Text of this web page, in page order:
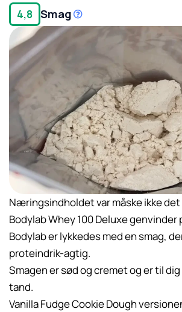
4,8 Smag
Næringsindholdet var måske ikke
Bodylab Whey 100 Deluxe genvinder
Bodylab er lykkedes med en smag,
proteindrik-agtig.
Smagen er sød og cremet og er til
tand.
Vanilla Fudge Cookie Dough